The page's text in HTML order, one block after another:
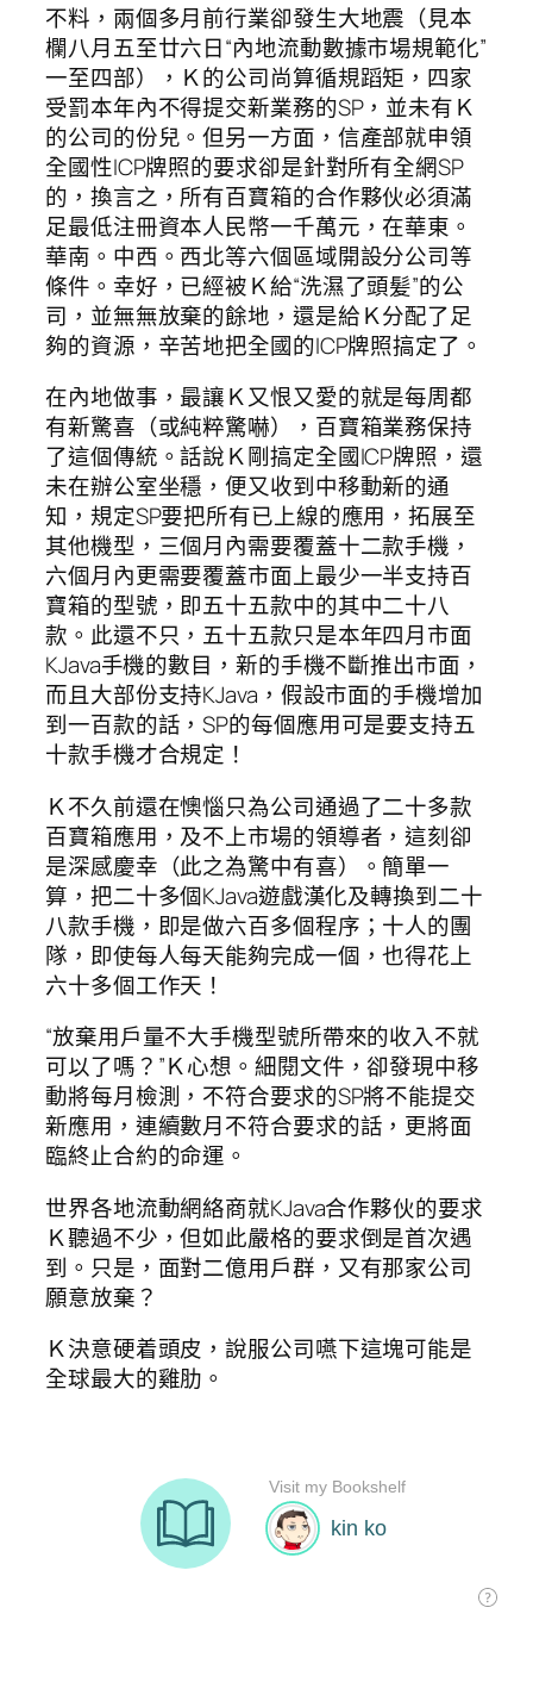
不料，兩個多月前行業卻發生大地震（見本
欄八月五至廿六日“內地流動數據市場規範化”
一至四部），Ｋ的公司尚算循規蹈矩，四家
受罰本年內不得提交新業務的SP，並未有Ｋ
的公司的份兒。但另一方面，信產部就申領
全國性ICP牌照的要求卻是針對所有全網SP
的，換言之，所有百寶箱的合作夥伙必須滿
足最低注冊資本人民幣一千萬元，在華東。
華南。中西。西北等六個區域開設分公司等
條件。幸好，已經被Ｋ給“洗濕了頭髪”的公
司，並無無放棄的餘地，還是給Ｋ分配了足
夠的資源，辛苦地把全國的ICP牌照搞定了。
在內地做事，最讓Ｋ又恨又愛的就是每周都
有新驚喜（或純粹驚嚇），百寶箱業務保持
了這個傳統。話說Ｋ剛搞定全國ICP牌照，還
未在辦公室坐穩，便又收到中移動新的通
知，規定SP要把所有已上線的應用，拓展至
其他機型，三個月內需要覆蓋十二款手機，
六個月內更需要覆蓋市面上最少一半支持百
寶箱的型號，即五十五款中的其中二十八
款。此還不只，五十五款只是本年四月市面
KJava手機的數目，新的手機不斷推出市面，
而且大部份支持KJava，假設市面的手機增加
到一百款的話，SP的每個應用可是要支持五
十款手機才合規定！
Ｋ不久前還在懊惱只為公司通過了二十多款
百寶箱應用，及不上市場的領導者，這刻卻
是深感慶幸（此之為驚中有喜）。簡單一
算，把二十多個KJava遊戲漢化及轉換到二十
八款手機，即是做六百多個程序；十人的團
隊，即使每人每天能夠完成一個，也得花上
六十多個工作天！
“放棄用戶量不大手機型號所帶來的收入不就
可以了嗎？”Ｋ心想。細閱文件，卻發現中移
動將每月檢測，不符合要求的SP將不能提交
新應用，連續數月不符合要求的話，更將面
臨終止合約的命運。
世界各地流動網絡商就KJava合作夥伙的要求
Ｋ聽過不少，但如此嚴格的要求倒是首次遇
到。只是，面對二億用戶群，又有那家公司
願意放棄？
Ｋ決意硬着頭皮，說服公司嚥下這塊可能是
全球最大的雞肋。